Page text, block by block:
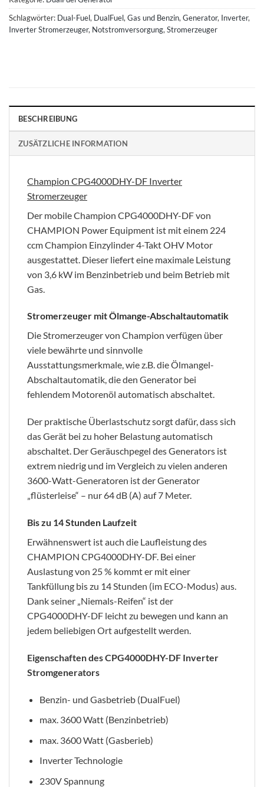
Schlagwörter: Dual-Fuel, DualFuel, Gas und Benzin, Generator, Inverter,
Inverter Stromerzeuger, Notstromversorgung, Stromerzeuger
BESCHREIBUNG
ZUSÄTZLICHE INFORMATION
Champion CPG4000DHY-DF Inverter
Stromerzeuger
Der mobile Champion CPG4000DHY-DF von
CHAMPION Power Equipment ist mit einem 224
ccm Champion Einzylinder 4-Takt OHV Motor
ausgestattet. Dieser liefert eine maximale Leistung
von 3,6 kW im Benzinbetrieb und beim Betrieb mit
Gas.
Stromerzeuger mit Ölmange-Abschaltautomatik
Die Stromerzeuger von Champion verfügen über
viele bewährte und sinnvolle
Ausstattungsmerkmale, wie z.B. die Ölmangel-
Abschaltautomatik, die den Generator bei
fehlendem Motorenöl automatisch abschaltet.
Der praktische Überlastschutz sorgt dafür, dass sich
das Gerät bei zu hoher Belastung automatisch
abschaltet. Der Geräuschpegel des Generators ist
extrem niedrig und im Vergleich zu vielen anderen
3600-Watt-Generatoren ist der Generator
„flüsterleise“ – nur 64 dB (A) auf 7 Meter.
Bis zu 14 Stunden Laufzeit
Erwähnenswert ist auch die Laufleistung des
CHAMPION CPG4000DHY-DF. Bei einer
Auslastung von 25 % kommt er mit einer
Tankfüllung bis zu 14 Stunden (im ECO-Modus) aus.
Dank seiner „Niemals-Reifen“ ist der
CPG4000DHY-DF leicht zu bewegen und kann an
jedem beliebigen Ort aufgestellt werden.
Eigenschaften des CPG4000DHY-DF Inverter
Stromgenerators
Benzin- und Gasbetrieb (DualFuel)
max. 3600 Watt (Benzinbetrieb)
max. 3600 Watt (Gasberieb)
Inverter Technologie
230V Spannung